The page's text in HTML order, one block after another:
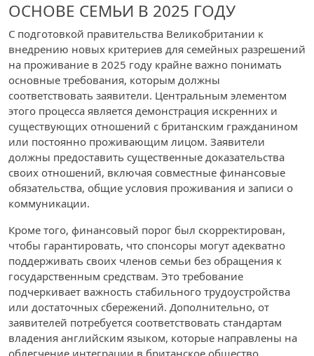
ОСНОВЕ СЕМЬИ В 2025 ГОДУ
С подготовкой правительства Великобритании к
внедрению новых критериев для семейных разрешений
на проживание в 2025 году крайне важно понимать
основные требования, которым должны
соответствовать заявители. Центральным элементом
этого процесса является демонстрация искренних и
существующих отношений с британским гражданином
или постоянно проживающим лицом. Заявители
должны предоставить существенные доказательства
своих отношений, включая совместные финансовые
обязательства, общие условия проживания и записи о
коммуникации.
Кроме того, финансовый порог был скорректирован,
чтобы гарантировать, что спонсоры могут адекватно
поддерживать своих членов семьи без обращения к
государственным средствам. Это требование
подчеркивает важность стабильного трудоустройства
или достаточных сбережений. Дополнительно, от
заявителей потребуется соответствовать стандартам
владения английским языком, которые направлены на
облегчение интеграции в британское общество.